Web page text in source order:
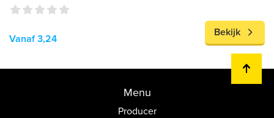
Vanaf 3,24
Bekijk
Menu
Producer